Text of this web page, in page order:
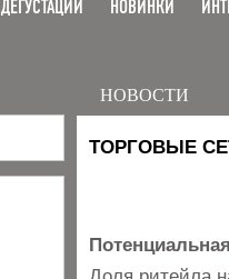
ДЕГУСТАЦИИ НОВИНКИ
НОВОСТИ
ТОРГОВЫЕ